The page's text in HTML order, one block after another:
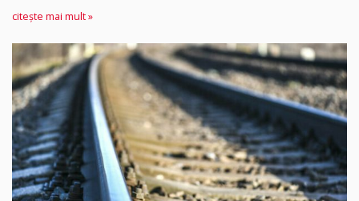
citește mai mult »